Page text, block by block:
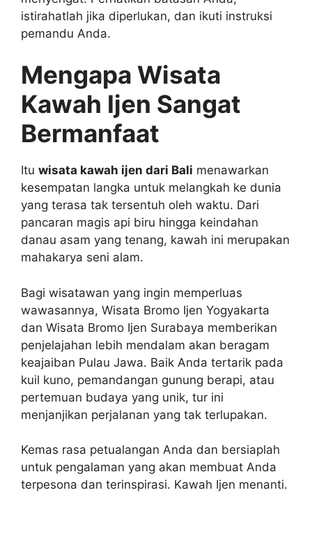
istirahatlah jika diperlukan, dan ikuti instruksi
pemandu Anda.
Mengapa Wisata
Kawah Ijen Sangat
Bermanfaat
Itu wisata kawah ijen dari Bali menawarkan
kesempatan langka untuk melangkah ke dunia
yang terasa tak tersentuh oleh waktu. Dari
pancaran magis api biru hingga keindahan
danau asam yang tenang, kawah ini merupakan
mahakarya seni alam.
Bagi wisatawan yang ingin memperluas
wawasannya, Wisata Bromo Ijen Yogyakarta
dan Wisata Bromo Ijen Surabaya memberikan
penjelajahan lebih mendalam akan beragam
keajaiban Pulau Jawa. Baik Anda tertarik pada
kuil kuno, pemandangan gunung berapi, atau
pertemuan budaya yang unik, tur ini
menjanjikan perjalanan yang tak terlupakan.
Kemas rasa petualangan Anda dan bersiaplah
untuk pengalaman yang akan membuat Anda
terpesona dan terinspirasi. Kawah Ijen menanti.